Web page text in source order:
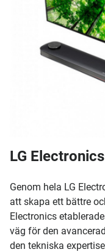
LG
Genom hela LG
att skapa ett bättre
Electronics
väg för den
den tekniska